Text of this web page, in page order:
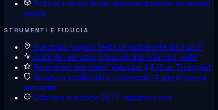
Tutte le risorseGuide, documentazione, strumenti,
novità
STRUMENTI E FIDUCIA
Specchio magico Testa la nostra rete dal tuo IP
Stato del servizio Disponibilità in tempo reale
Recensioni dei clienti Valutato 4,6/5 su Trustpilot
Garanzia soddisfatti o rimborsati 14 giorni, senza
domande
Ottenere supporto 24/7, ingegneri veri